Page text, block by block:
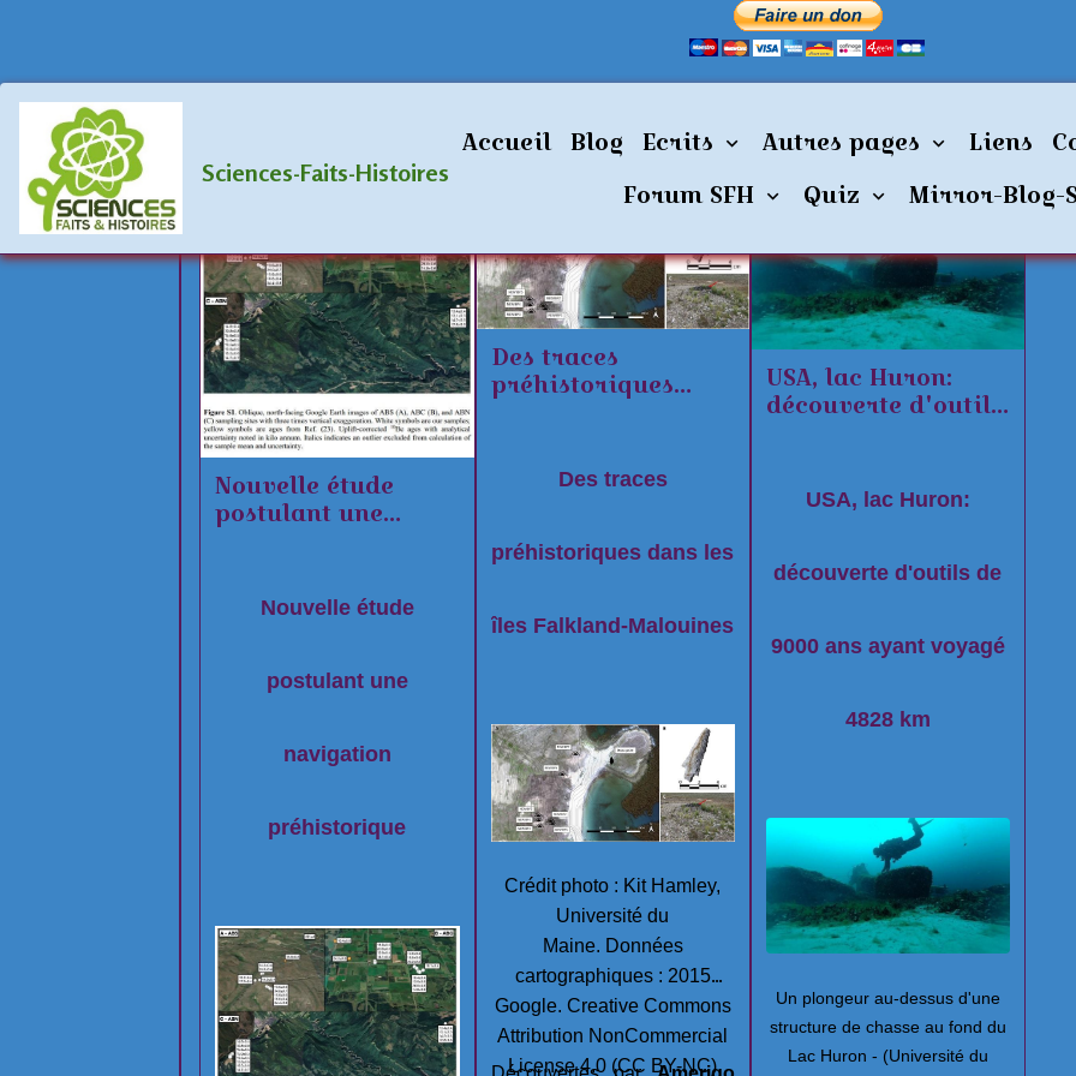
Sciences-Faits-Histoires
Accueil Blog Ecrits Autres pages Liens
Forum SFH
Quiz Mirror-Blog-
navigation
Nouvelle étude
postulant une
Nouvelle étude
postulant une
navigation
préhistorique
Des traces
préhistoriques
Des traces
préhistoriques dans les
îles Falkland-Malouines
Crédit photo : Kit Hamley,
Université du
Maine. Données
cartographiques : 2015
Google. Creative Commons
Attribution NonCommercial
License 4.0 (CC BY-NC)
USA, lac Huron:
découverte d'outils
USA, lac Huron:
découverte d'outils de
9000 ans ayant voyagé
4828 km
Un plongeur au-dessus d'une
structure de chasse au fond du
Lac Huron - (Université du